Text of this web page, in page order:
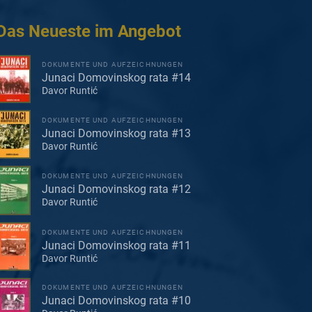
Neueste im Angebot
DOKUMENTE UND AUFZEICHNUNGEN
Junaci Domovinskog rata #14
Davor Runtić
DOKUMENTE UND AUFZEICHNUNGEN
Junaci Domovinskog rata #13
Davor Runtić
DOKUMENTE UND AUFZEICHNUNGEN
Junaci Domovinskog rata #12
Davor Runtić
DOKUMENTE UND AUFZEICHNUNGEN
Junaci Domovinskog rata #11
Davor Runtić
DOKUMENTE UND AUFZEICHNUNGEN
Junaci Domovinskog rata #10